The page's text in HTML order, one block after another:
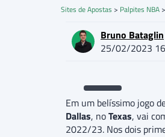
Sites de Apostas > Palpites NBA >
Bruno Bataglin
25/02/2023
Em um belíssimo jogo
Dallas, noTexas, vai
2022/23. Nos dois